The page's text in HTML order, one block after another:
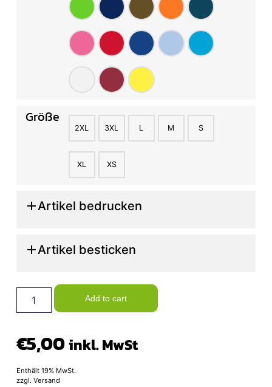
Größe
2XL 3XL L M S
XL XS
Artikel bedrucken
Artikel besticken
Add to cart
€5,00inkl. MwSt
Enthält 19% MwSt.
zzgl. Versand